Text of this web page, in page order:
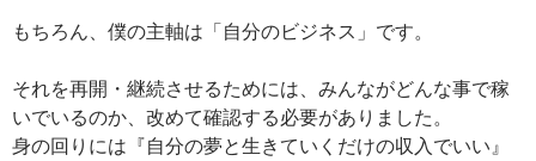
もちろん、僕の主軸は「自分のビジネス」です。
それを再開・継続させるためには、みんながどんな事で稼
いでいるのか、改めて確認する必要がありました。
身の回りには『自分の夢と生きていくだけの収入でいい』